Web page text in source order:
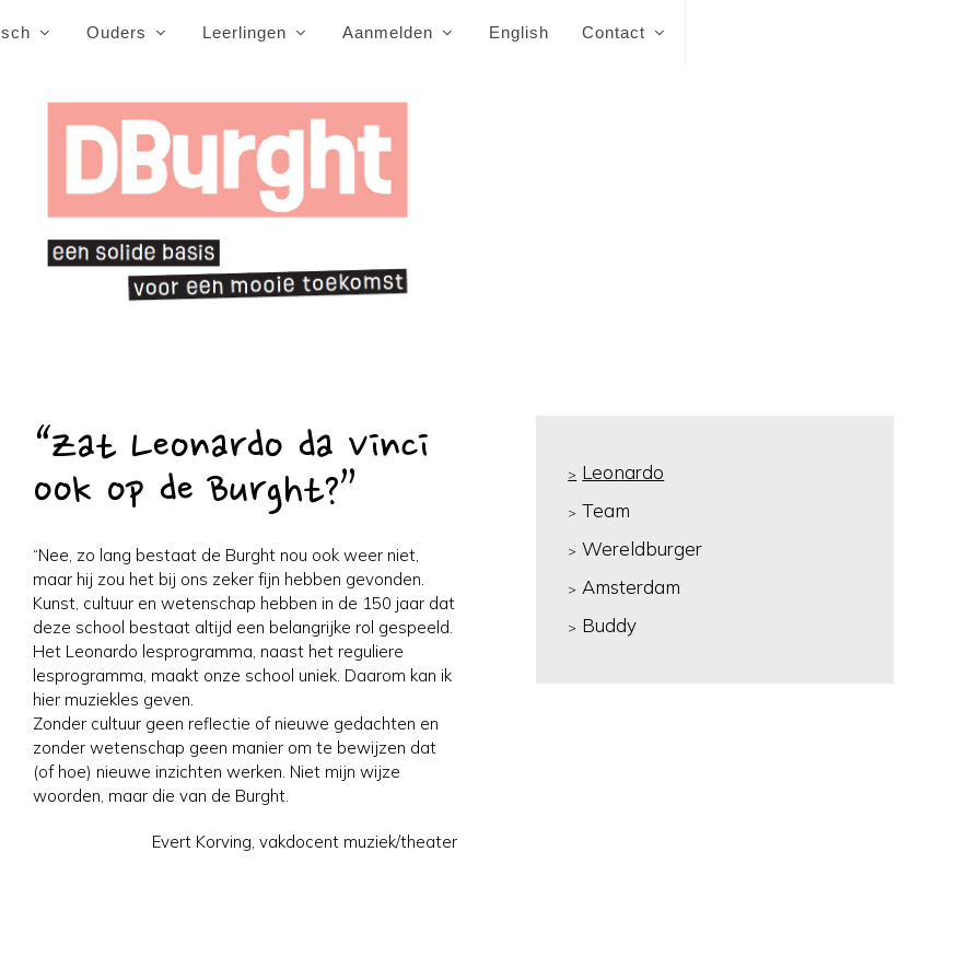
Ouders Leerlingen Aanmelden English Contact
“Zat Leonardo da Vinci
ook op de Burght?”
“Nee, zo lang bestaat de Burght nou ook weer niet,
maar hij zou het bij ons zeker fijn hebben gevonden.
Kunst, cultuur en wetenschap hebben in de 150 jaar dat
deze school bestaat altijd een belangrijke rol gespeeld.
Het Leonardo lesprogramma, naast het reguliere
lesprogramma, maakt onze school uniek. Daarom kan ik
hier muziekles geven.
Zonder cultuur geen reflectie of nieuwe gedachten en
zonder wetenschap geen manier om te bewijzen dat
(of hoe) nieuwe inzichten werken. Niet mijn wijze
woorden, maar die van de Burght.
Evert Korving, vakdocent muziek/theater
Leonardo
Team
Wereldburger
Amsterdam
Buddy